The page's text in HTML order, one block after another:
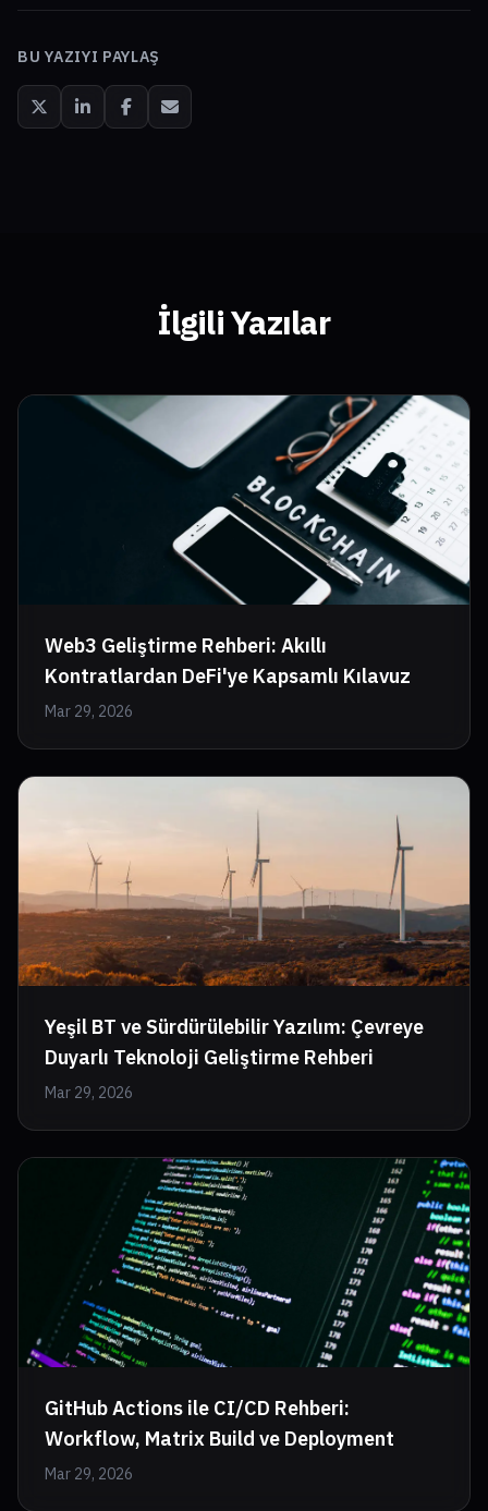
BU YAZIYI PAYLAŞ
İlgili Yazılar
Web3 Geliştirme Rehberi: Akıllı
Kontratlardan DeFi'ye Kapsamlı Kılavuz
Mar 29, 2026
Yeşil BT ve Sürdürülebilir Yazılım: Çevreye
Duyarlı Teknoloji Geliştirme Rehberi
Mar 29, 2026
GitHub Actions ile CI/CD Rehberi:
Workflow, Matrix Build ve Deployment
Mar 29, 2026